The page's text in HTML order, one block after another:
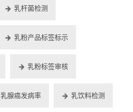
乳杆菌检测
乳粉产品标签标示
乳粉标签审核
乳腺癌发病率 乳饮料检测